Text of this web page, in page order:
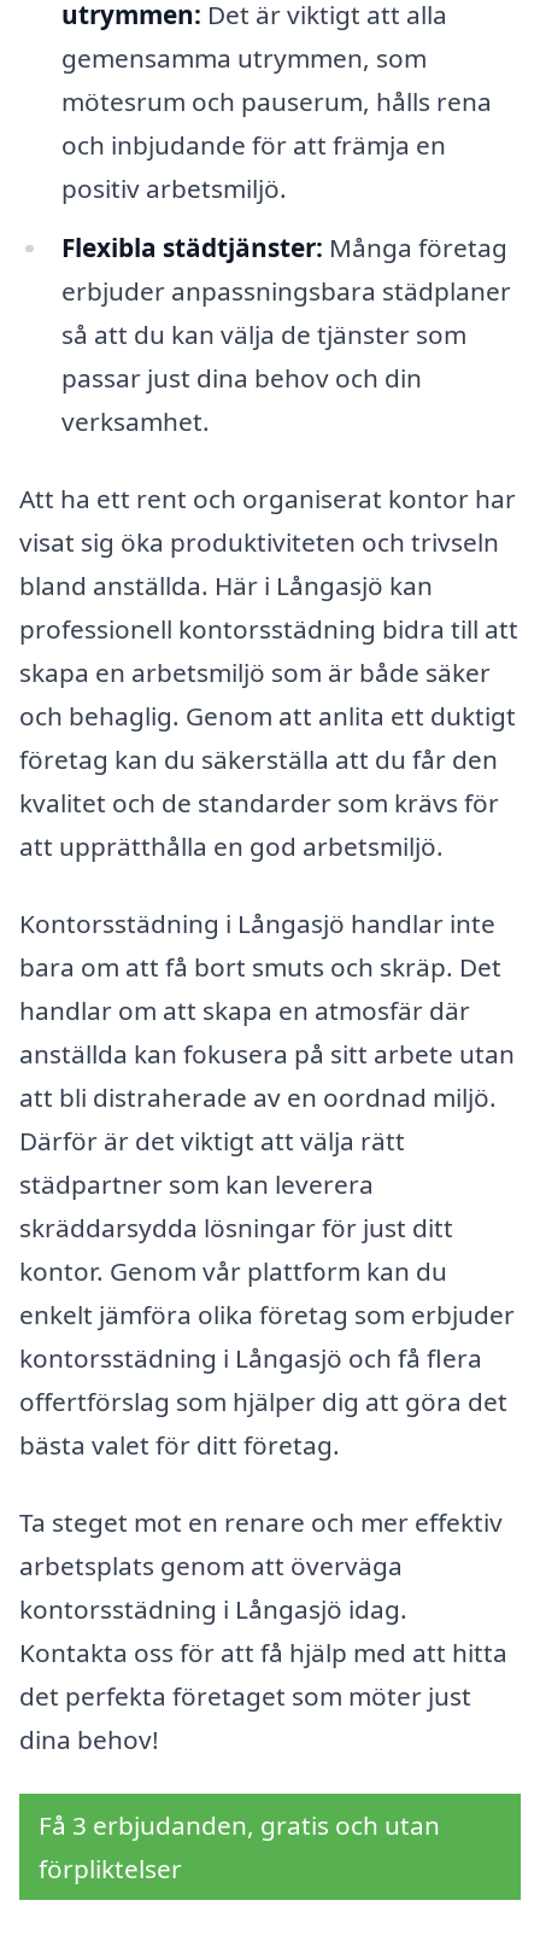
utrymmen: Det är viktigt att alla
gemensamma utrymmen, som
mötesrum och pauserum, hålls rena
och inbjudande för att främja en
positiv arbetsmiljö.
Flexibla städtjänster: Många företag
erbjuder anpassningsbara städplaner
så att du kan välja de tjänster som
passar just dina behov och din
verksamhet.
Att ha ett rent och organiserat kontor har
visat sig öka produktiviteten och trivseln
bland anställda. Här i Långasjö kan
professionell kontorsstädning bidra till att
skapa en arbetsmiljö som är både säker
och behaglig. Genom att anlita ett duktigt
företag kan du säkerställa att du får den
kvalitet och de standarder som krävs för
att upprätthålla en god arbetsmiljö.
Kontorsstädning i Långasjö handlar inte
bara om att få bort smuts och skräp. Det
handlar om att skapa en atmosfär där
anställda kan fokusera på sitt arbete utan
att bli distraherade av en oordnad miljö.
Därför är det viktigt att välja rätt
städpartner som kan leverera
skräddarsydda lösningar för just ditt
kontor. Genom vår plattform kan du
enkelt jämföra olika företag som erbjuder
kontorsstädning i Långasjö och få flera
offertförslag som hjälper dig att göra det
bästa valet för ditt företag.
Ta steget mot en renare och mer effektiv
arbetsplats genom att överväga
kontorsstädning i Långasjö idag.
Kontakta oss för att få hjälp med att hitta
det perfekta företaget som möter just
dina behov!
Få 3 erbjudanden, gratis och utan
förpliktelser